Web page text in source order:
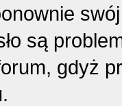
są
gdyż